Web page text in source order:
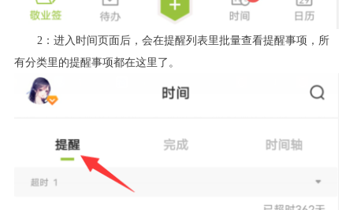
2：进入时间页面后，会在提醒列表里批量查看提醒事项，所
有分类里的提醒事项都在这里了。